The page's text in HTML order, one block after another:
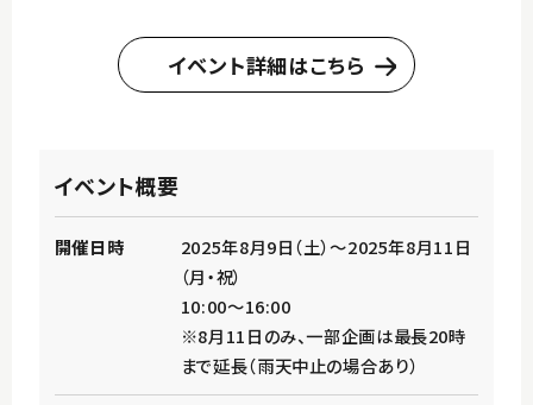
イベント詳細はこちら
イベント概要
開催日時
2025年8月9日（土）～2025年8月11日
（月・祝）
10:00～16:00
※8月11日のみ、一部企画は最長20時
まで延長（雨天中止の場合あり）